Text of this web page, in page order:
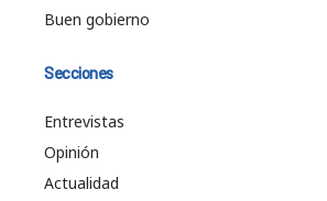
Buen gobierno
Secciones
Entrevistas
Opinión
Actualidad